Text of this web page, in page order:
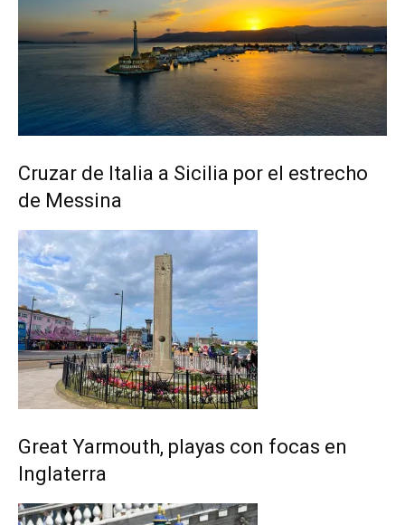
Cruzar de Italia a Sicilia por el estrecho
de Messina
Great Yarmouth, playas con focas en
Inglaterra